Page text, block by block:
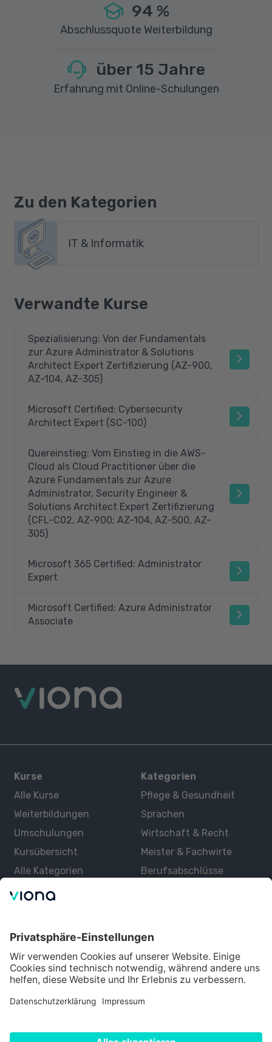
94 %
Abschlussquote Weiterbildung
über 15 Jahre
Erfahrung mit Online-Schulungen
Zu den Kategorien
IT & Informatik
Verwandte Kurse
Spezialisierung: Von der Fundamentals
zur Azure Administrator & Solutions
Architect Expert Zertifizierung (AZ-900,
AZ-104, AZ-305)
Microsoft Certified: Cybersecurity
Architect Expert (SC-100)
Quereinstieg: Vom Einstieg in die AWS-
Cloud als Cloud Practitioner über die
Azure Fundamentals zur Azure
Administrator, Security Engineer &
Solutions Architect Expert Zertifizierung
(CFL-C02, AZ-900; AZ-104, AZ-500, AZ-
305)
Microsoft 365 Certified: Administrator
Expert
Microsoft Certified: Azure Administrator
Associate
Kurse
Alle Kurse
Weiterbildungen
Umschulungen
Kursübersicht
Alle Kategorien
Kategorien
Pflege & Gesundheit
Sprachen
Wirtschaft & Recht
Meister & Fachwirte
Berufsabschlüsse
Über uns
Lernen mit Viona
Alle Partner
Partner werden